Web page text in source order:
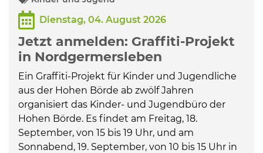
Dienstag, 04. August 2026
Jetzt anmelden: Graffiti-Projekt
in Nordgermersleben
Ein Graffiti-Projekt für Kinder und Jugendliche
aus der Hohen Börde ab zwölf Jahren
organisiert das Kinder- und Jugendbüro der
Hohen Börde. Es findet am Freitag, 18.
September, von 15 bis 19 Uhr, und am
Sonnabend, 19. September, von 10 bis 15 Uhr in